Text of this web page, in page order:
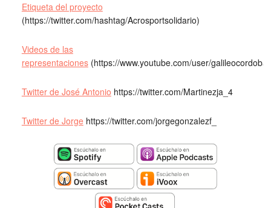
Etiqueta del proyecto
(https://twitter.com/hashtag/Acrosportsolidario)
Videos de las
representaciones(https://www.youtube.com/user/galileocordoba)
Twitter de José Antonio https://twitter.com/Martinezja_4
Twitter de Jorge https://twitter.com/jorgegonzalezf_